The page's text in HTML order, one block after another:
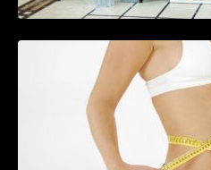
Tratamentul
în greutate de
perioada
riscul de migrene